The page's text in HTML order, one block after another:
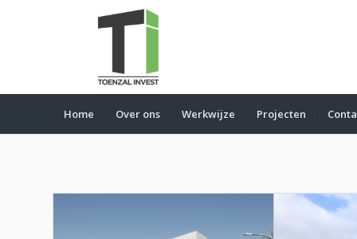
Home Over ons Werkwijze Projecten